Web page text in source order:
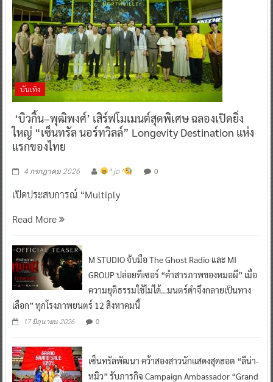
บันเทิง
‘บิวกิ้น–พุฒิพงศ์’ เสิร์ฟโมเมนต์สุดพิเศษ ฉลองเปิดยิ่ง
ใหญ่ “เซ็นทรัล นอร์ทวิลล์” Longevity Destination แห่ง
แรกของไทย
4 กรกฎาคม 2026 ^ jo ^ 0
เปิดประสบการณ์ “Multiply
Read More
M STUDIO จับมือ The Ghost Radio และ MI
GROUP ปล่อยทีเซอร์ “คำสารภาพของหมอผี” เมื่อ
ความยุติธรรมใช้ไม่ได้…มนตร์ดำจึงกลายเป็นทาง
เลือก” ทุกโรงภาพยนตร์ 12 สิงหาคมนี้
17 มิถุนายน 2026 0
เซ็นทรัลพัฒนา คว้าสองสาวนักแสดงสุดฮอต “ลีน่า-
หมิว” รับภารกิจ Campaign Ambassador “Grand